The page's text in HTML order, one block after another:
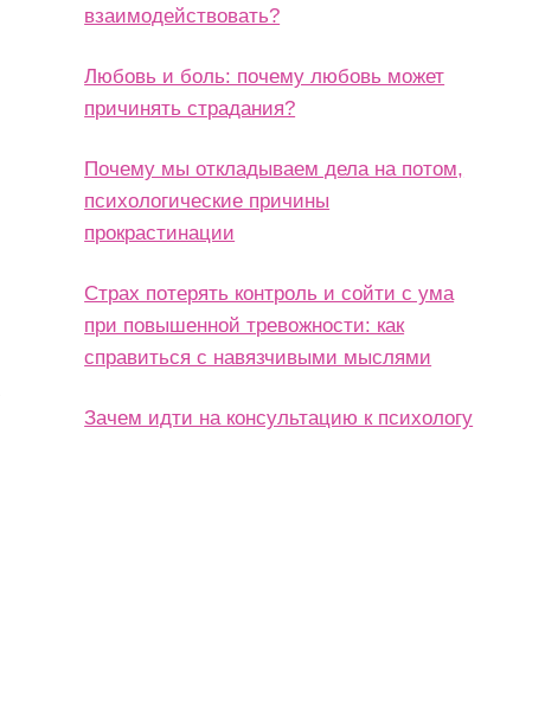
взаимодействовать?
Любовь и боль: почему любовь может
причинять страдания?
Почему мы откладываем дела на потом,
психологические причины
прокрастинации
Страх потерять контроль и сойти с ума
при повышенной тревожности: как
справиться с навязчивыми мыслями
Зачем идти на консультацию к психологу